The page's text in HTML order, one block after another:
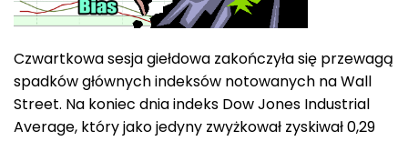
Czwartkowa sesja giełdowa zakończyła się przewagą
spadków głównych indeksów notowanych na Wall
Street. Na koniec dnia indeks Dow Jones Industrial
Average, który jako jedyny zwyżkował zyskiwał 0,29